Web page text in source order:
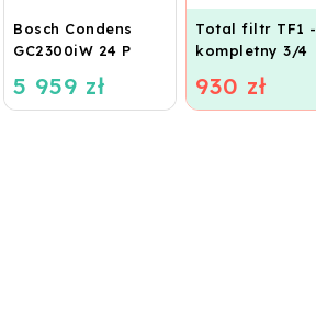
Bosch Condens
GC2300iW 24 P
5 959 zł
Total filtr TF1 -
kompletny 3/4
930 zł